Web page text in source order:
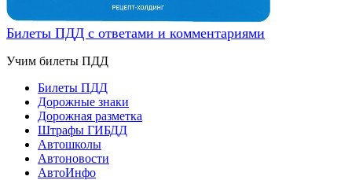
Билеты ПДД с ответами и комментариями
Учим билеты ПДД
Билеты ПДД
Дорожные знаки
Дорожная разметка
Штрафы ГИБДД
Автошколы
Автоновости
АвтоИнфо